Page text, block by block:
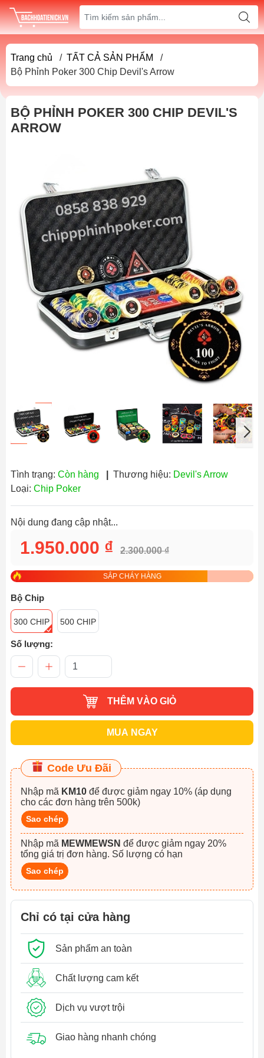
Trang chủ / TẤT CẢ SẢN PHẨM
/
Bộ Phỉnh Poker 300 Chip Devil's Arrow
BỘ PHỈNH POKER 300 CHIP DEVIL'S
ARROW
Tình trạng: Còn hàng Thương hiệu: Devil's Arrow
Loại: Chip Poker
Nội dung đang cập nhật...
1.950.000 ₫ 2.300.000 ₫
SẮP CHÁY HÀNG
Bộ Chip
300 CHIP 500 CHIP
Số lượng:
THÊM VÀO GIỎ
MUA NGAY
Code Ưu Đãi
Nhập mã KM10
cho các đơn hàng trên 500k)
Sao chép
Nhập mã MEWMEWSN
tổng giá trị đơn hàng. Số lượng có hạn
Sao chép
Chỉ có tại cửa hàng
Sản phẩm an toàn
Chất lượng cam kết
Dịch vụ vượt trội
Giao hàng nhanh chóng